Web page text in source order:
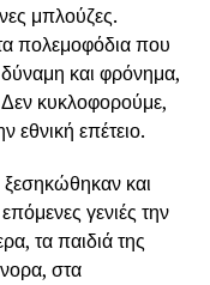
μπλούζες.
πολεμοφόδια που
και φρόνημα,
κυκλοφορούμε,
εθνική επέτειο.
και
γενιές την
τα παιδιά της
στα